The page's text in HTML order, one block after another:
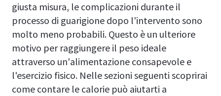
giusta misura, le complicazioni durante il
processo di guarigione dopo l'intervento sono
molto meno probabili. Questo è un ulteriore
motivo per raggiungere il peso ideale
attraverso un'alimentazione consapevole e
l'esercizio fisico. Nelle sezioni seguenti scoprirai
come contare le calorie può aiutarti a